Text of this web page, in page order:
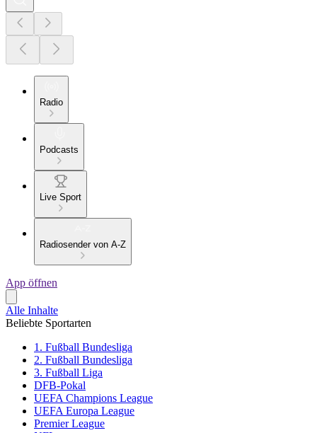
Radio
Podcasts
Live Sport
Radiosender von A-Z
App öffnen
Alle Inhalte
Beliebte Sportarten
1. Fußball Bundesliga
2. Fußball Bundesliga
3. Fußball Liga
DFB-Pokal
UEFA Champions League
UEFA Europa League
Premier League